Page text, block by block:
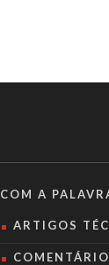
COM A
ARTIGOS